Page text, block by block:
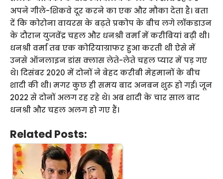
अपने गीले-शिकवे दूर करने का एक और मौका देता है। बता
दें कि कोरोना वायरस के बढ़ते प्रकोप के बीच लगे लॉकडाउन
के दौरान युजवेंद्र चहल और धनश्री वर्मा में करीबियां बढ़ी थी।
धनश्री वर्मा तब एक कोरियाग्राफर हुआ करती थी ऐसे में
उनसे ऑनलाइन डांस क्लास लेते-लेते चहल प्यार में पड़ गए
थे। दिसंबर 2020 में दोनों ने बेहद करीबी मेहमानों के बीच
शादी की थी। मगर कुछ ही समय बाद अनबन शुरू हो गई। जून
2022 से दोनों अलग रह रहे थे। अब शादी के चार साल बाद
धनश्री और चहल अलग हो गए हैं।
Related Posts: